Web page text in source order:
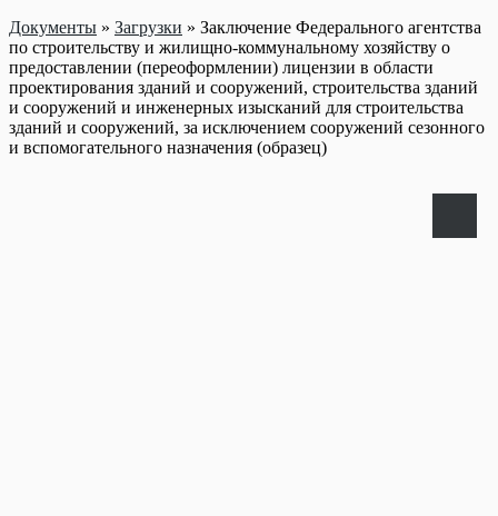
Документы » Загрузки » Заключение Федерального агентства
по строительству и жилищно-коммунальному хозяйству о
предоставлении (переоформлении) лицензии в области
проектирования зданий и сооружений, строительства зданий
и сооружений и инженерных изысканий для строительства
зданий и сооружений, за исключением сооружений сезонного
и вспомогательного назначения (образец)